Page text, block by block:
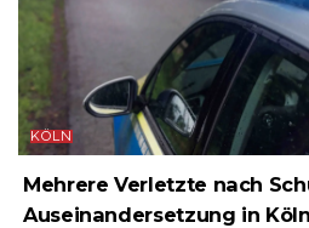
KÖLN
Mehrere Verletzte nach
Auseinandersetzung in